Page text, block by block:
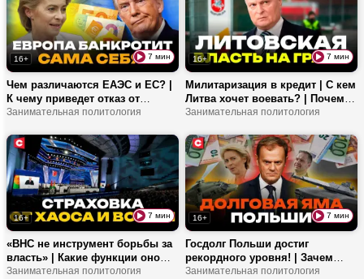
16+ 7 мин
Чем различаются ЕАЭС и ЕС? |
К чему приведет отказ от
российского газа? | Кто
Занимательная политология
16+ 7 мин
Милитаризация в кредит | С кем
Литва хочет воевать? | Почему
вильнюсские политики не хотят
Занимательная политология
16+ 7 мин
«ВНС не инструмент борьбы за
власть» | Какие функции оно
выполняет? | И что будут
Занимательная политология
16+ 7 мин
Госдолг Польши достиг
рекордного уровня! | Зачем
Навроцкий печатает деньги? |
Занимательная политология